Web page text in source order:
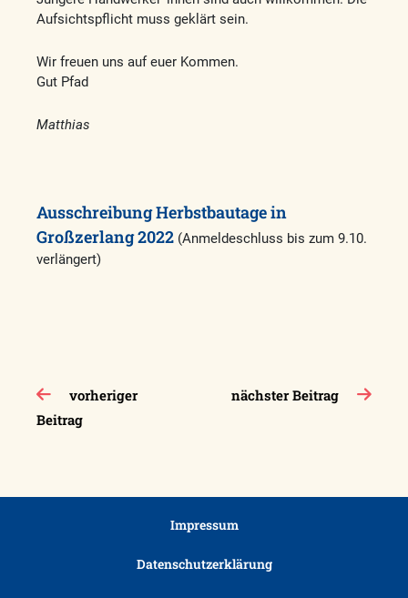
Aufsichtspflicht muss geklärt sein.
Wir freuen uns auf euer Kommen.
Gut Pfad
Matthias
Ausschreibung Herbstbautage in
Großzerlang 2022 (Anmeldeschluss bis zum 9.10.
verlängert)
Beitragsnavigation
vorheriger
Beitrag
nächster Beitrag
Impressum
Datenschutzerklärung